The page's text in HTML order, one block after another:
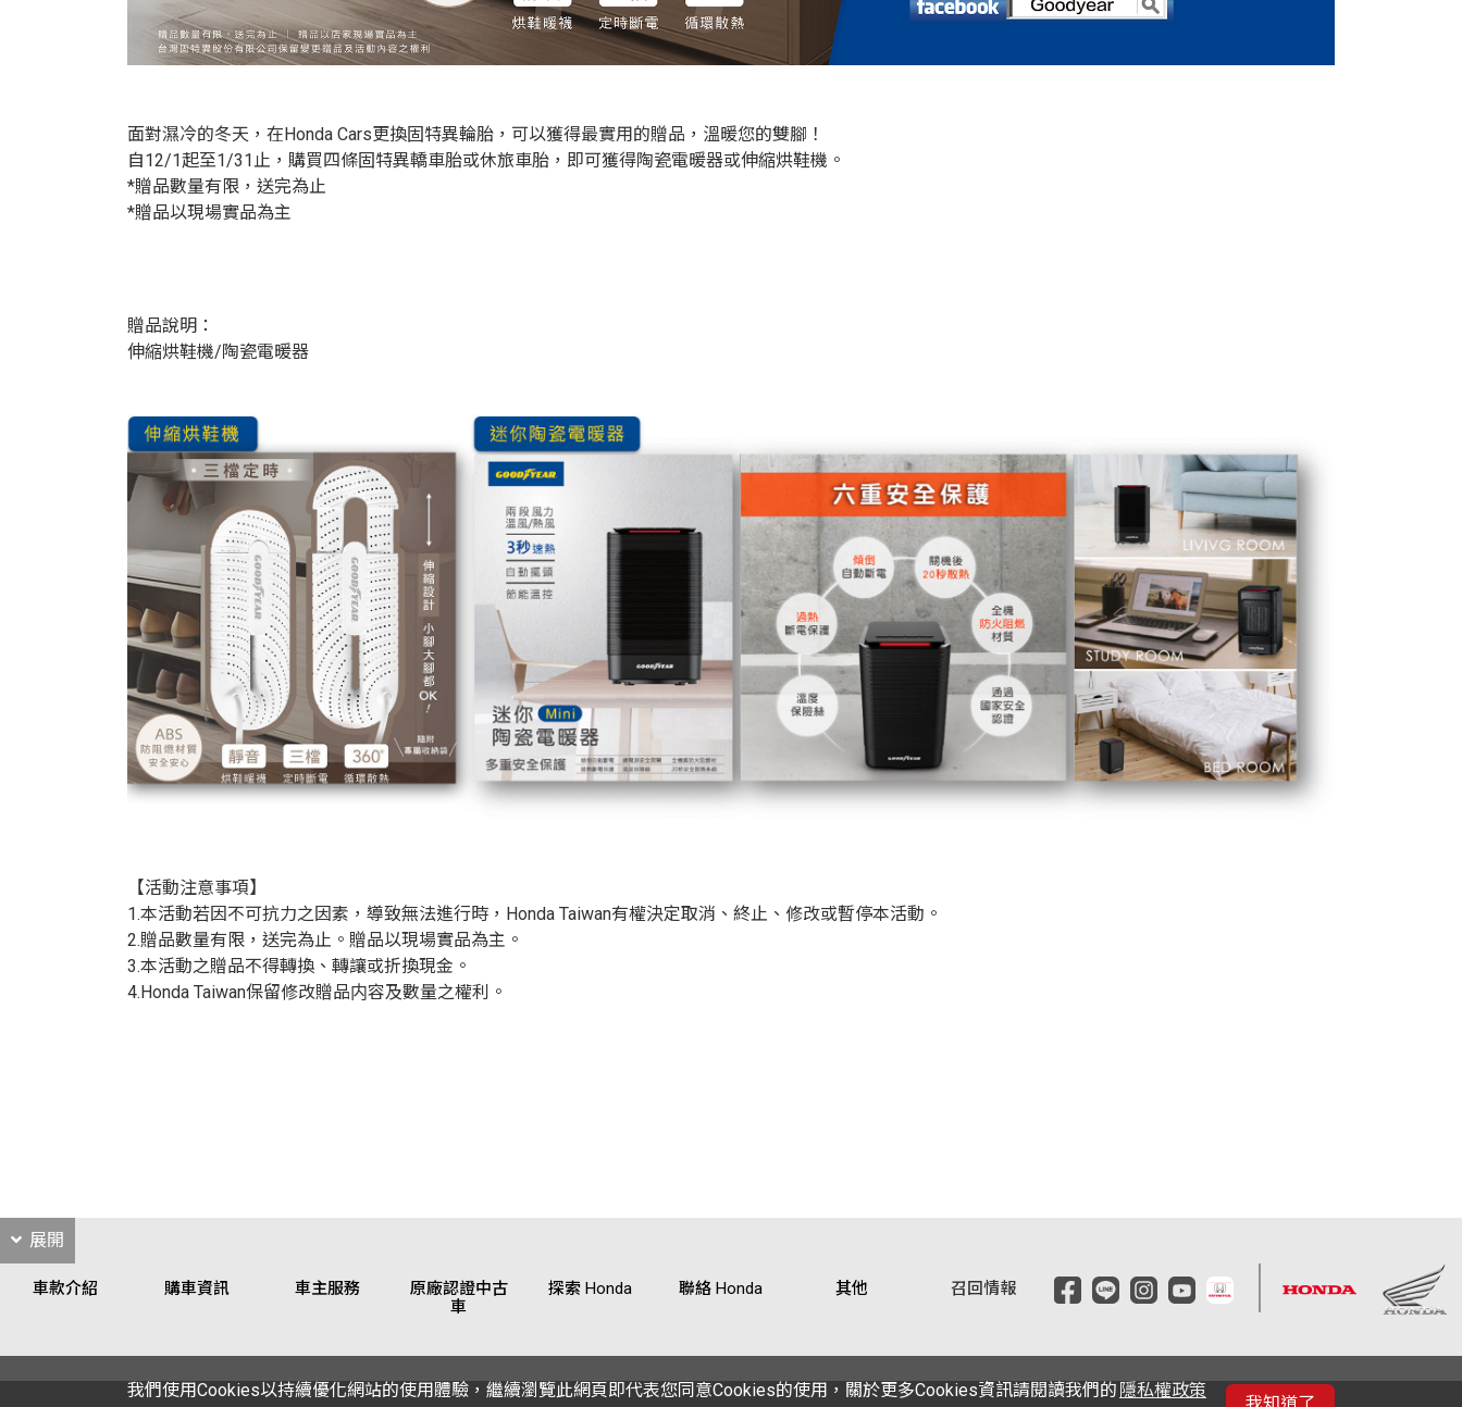
我們使用Cookies以持續優化網站的使用體驗，繼續瀏覽此網頁即代表您同意Cookies的使用，關於更多Cookies資訊請閱讀我們的 隱私權政策
面對濕冷的冬天，在Honda Cars更換固特異輪胎，可以獲得最實用的贈品，溫暖您的雙腳！
自12/1起至1/31止，購買四條固特異轎車胎或休旅車胎，即可獲得陶瓷電暖器或伸縮烘鞋機。
*贈品數量有限，送完為止
*贈品以現場實品為主
贈品說明：
伸縮烘鞋機/陶瓷電暖器
【活動注意事項】
1.本活動若因不可抗力之因素，導致無法進行時，Honda Taiwan有權決定取消、終止、修改或暫停本活動。
2.贈品數量有限，送完為止。贈品以現場實品為主。
3.本活動之贈品不得轉換、轉讓或折換現金。
4.Honda Taiwan保留修改贈品内容及數量之權利。
展開
車款介紹 購車資訊 車主服務
原廠認證中古
車
探索 Honda 聯絡 Honda 其他 召回情報